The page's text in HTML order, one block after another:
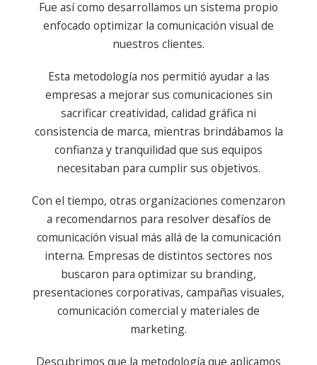
Fue así como desarrollamos un sistema propio
enfocado optimizar la comunicación visual de
nuestros clientes.
Esta metodología nos permitió ayudar a las
empresas a mejorar sus comunicaciones sin
sacrificar creatividad, calidad gráfica ni
consistencia de marca, mientras brindábamos la
confianza y tranquilidad que sus equipos
necesitaban para cumplir sus objetivos.
Con el tiempo, otras organizaciones comenzaron
a recomendarnos para resolver desafíos de
comunicación visual más allá de la comunicación
interna. Empresas de distintos sectores nos
buscaron para optimizar su branding,
presentaciones corporativas, campañas visuales,
comunicación comercial y materiales de
marketing.
Descubrimos que la metodología que aplicamos